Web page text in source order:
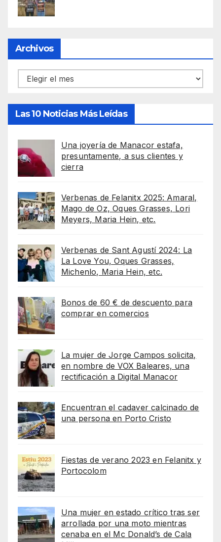
Archivos
Archivos
Las 10 Noticias Más Leídas
Una joyería de Manacor estafa,
presuntamente, a sus clientes y
cierra
Verbenas de Felanitx 2025: Amaral,
Mago de Oz, Oques Grasses, Lori
Meyers, Maria Hein, etc.
Verbenas de Sant Agustí 2024: La
La Love You, Oques Grasses,
Michenlo, Maria Hein, etc.
Bonos de 60 € de descuento para
comprar en comercios
La mujer de Jorge Campos solicita,
en nombre de VOX Baleares, una
rectificación a Digital Manacor
Encuentran el cadaver calcinado de
una persona en Porto Cristo
Fiestas de verano 2023 en Felanitx y
Portocolom
Una mujer en estado crítico tras ser
arrollada por una moto mientras
cenaba en el Mc Donald’s de Cala